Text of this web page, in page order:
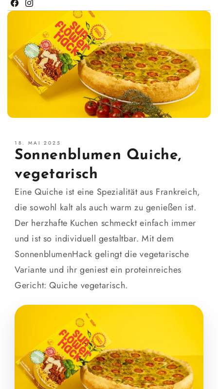
Facebook
Instagram
18. MAI 2025
Sonnenblumen Quiche,
vegetarisch
Eine Quiche ist eine Spezialität aus Frankreich,
die sowohl kalt als auch warm zu genießen ist.
Der herzhafte Kuchen schmeckt einfach immer
und ist so individuell gestaltbar. Mit dem
SonnenblumenHack gelingt die vegetarische
Variante und ihr geniest ein proteinreiches
Gericht: Quiche vegetarisch.